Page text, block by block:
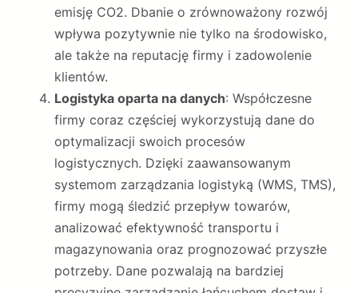
emisję CO2. Dbanie o zrównoważony rozwój
wpływa pozytywnie nie tylko na środowisko,
ale także na reputację firmy i zadowolenie
klientów.
Logistyka oparta na danych: Współczesne
firmy coraz częściej wykorzystują dane do
optymalizacji swoich procesów
logistycznych. Dzięki zaawansowanym
systemom zarządzania logistyką (WMS, TMS),
firmy mogą śledzić przepływ towarów,
analizować efektywność transportu i
magazynowania oraz prognozować przyszłe
potrzeby. Dane pozwalają na bardziej